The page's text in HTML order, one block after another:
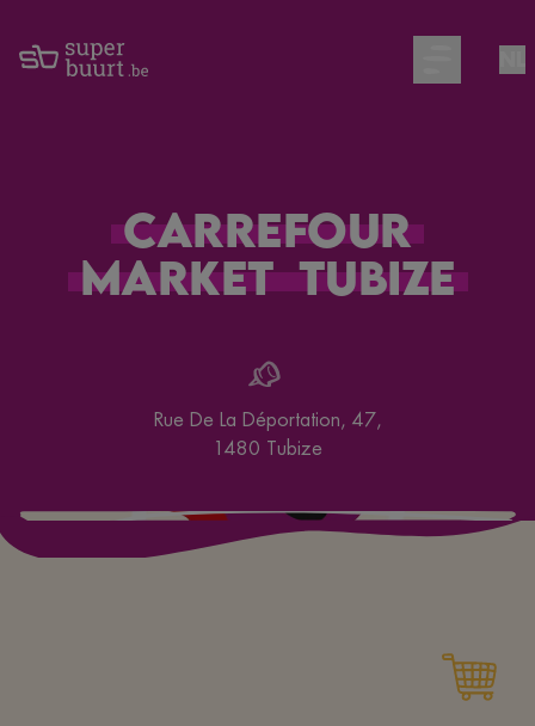
Open main
Carrefour
Market Tubize
Rue De La Déportation, 47,
1480 Tubize